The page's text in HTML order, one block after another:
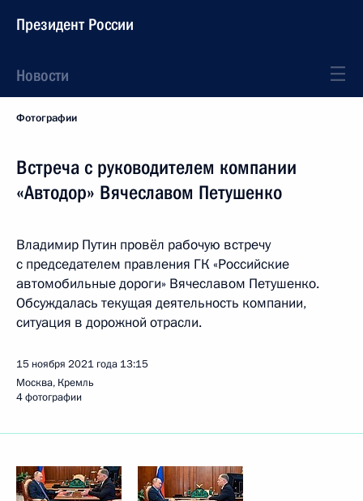
Президент России
Новости
Фотографии
Встреча с руководителем компании
«Автодор» Вячеславом Петушенко
Владимир Путин провёл рабочую встречу
с председателем правления ГК «Российские
автомобильные дороги» Вячеславом Петушенко.
Обсуждалась текущая деятельность компании,
ситуация в дорожной отрасли.
15 ноября 2021 года 13:15
Москва, Кремль
4 фотографии